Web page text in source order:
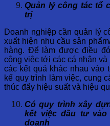
Quản lý công tác tổ
trị
Doanh nghiệp cần quản lý
xuất hiện nhu cầu sản
hàng. Để làm được điều
công việc tới các cá nhân
các kết quả khác nhau vào
kế quy trình làm việc, cung
thúc đẩy hiệu suất và hiệu
Có quy trình xây
kết việc đầu tư
doanh